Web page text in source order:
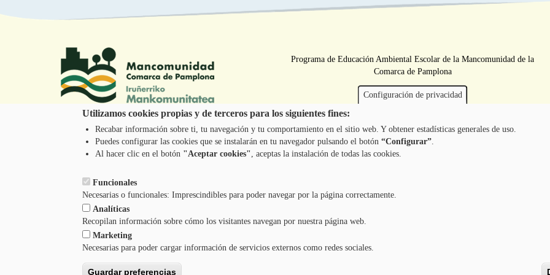
Tel.: 948 203 444
atencion@mancoeduca.com
Programa de Educación Ambiental Escolar de la Mancomunidad de la
Comarca de Pamplona
Configuración de privacidad
Utilizamos cookies propias y de terceros para los siguientes fines:
Recabar información sobre ti, tu navegación y tu comportamiento en el sitio web. Y obtener estadísticas generales de uso.
Puedes configurar las cookies que se instalarán en tu navegador pulsando el botón“Configurar”.
Al hacer clic en el botón "Aceptar cookies", aceptas la instalación de todas las cookies.
Funcionales
Necesarias o funcionales: Imprescindibles para poder navegar por la página correctamente.
Analíticas
Recopilan información sobre cómo los visitantes navegan por nuestra página web.
Marketing
Necesarias para poder cargar información de servicios externos como redes sociales.
Guardar preferencias